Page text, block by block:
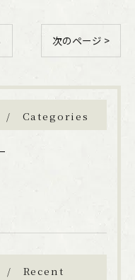
次のページ >
Categories
Recent